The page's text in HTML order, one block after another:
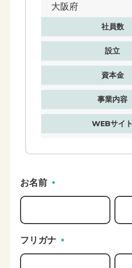
大阪府
社員数
設立
資本金
事業内容
WEBサイト
お名前 ＊
フリガナ ＊